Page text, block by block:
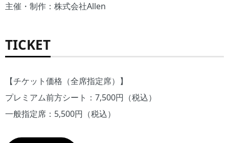
主催・制作：株式会社Allen
TICKET
【チケット価格（全席指定席）】
プレミアム前方シート：7,500円（税込）
一般指定席：5,500円（税込）